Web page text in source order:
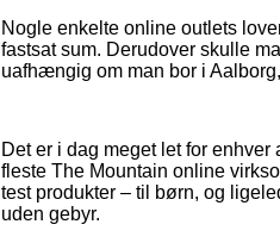
Nogle enkelte online outlets
fastsat sum. Derudover skulle
uafhængig om man bor i
Det er i dag meget let for
fleste The Mountain online
test produkter – til børn, og
uden gebyr.